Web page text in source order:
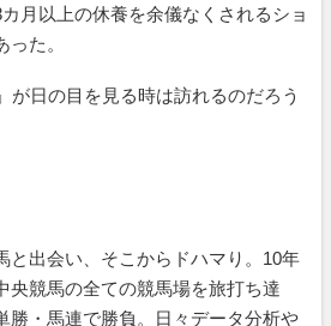
月以上の休養を余儀なくされるショ
た。
日の目を見る時は訪れるのだろう
出会い、そこからドハマり。10年
央競馬の全ての競馬場を旅打ち達
勝・馬連で勝負。日々データ分析や